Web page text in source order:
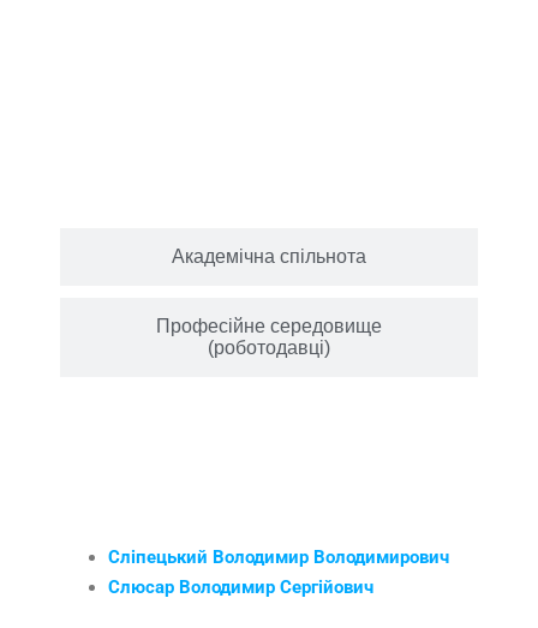
Академічна спільнота
Професійне середовище
(роботодавці)
Сліпецький Володимир Володимирович
Слюсар Володимир Сергійович